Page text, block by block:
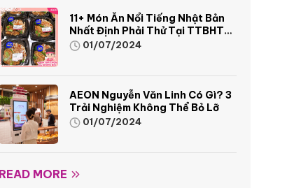
11+ Món Ăn Nổi Tiếng Nhật Bản
Nhất Định Phải Thử Tại TTBHTH
& Siêu Thị AEON
01/07/2024
AEON Nguyễn Văn Linh Có Gì? 3
Trải Nghiệm Không Thể Bỏ Lỡ
01/07/2024
READ MORE